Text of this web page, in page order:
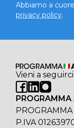
Abbiamo a
privacy policy.
Vieni a
P.IVA